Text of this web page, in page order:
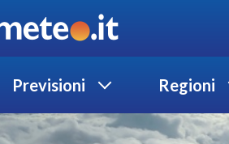
Previsioni Regioni